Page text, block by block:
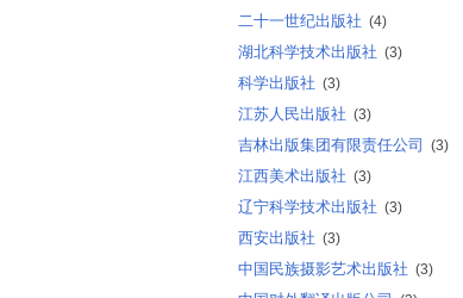
二十一世纪出版社 (4)
湖北科学技术出版社 (3)
科学出版社 (3)
江苏人民出版社 (3)
吉林出版集团有限责任公司 (3)
江西美术出版社 (3)
辽宁科学技术出版社 (3)
西安出版社 (3)
中国民族摄影艺术出版社 (3)